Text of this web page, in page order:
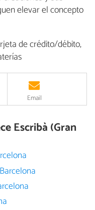
elevar el concepto
de crédito/débito,
Email
Escribà (Gran